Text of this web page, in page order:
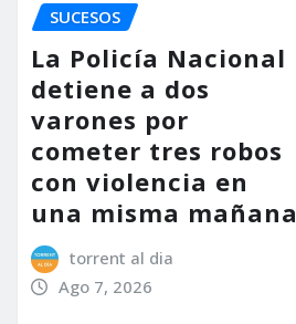
SUCESOS
La Policía Nacional
detiene a dos
varones por
cometer tres robos
con violencia en
una misma mañana
torrent al dia
Ago 7, 2026